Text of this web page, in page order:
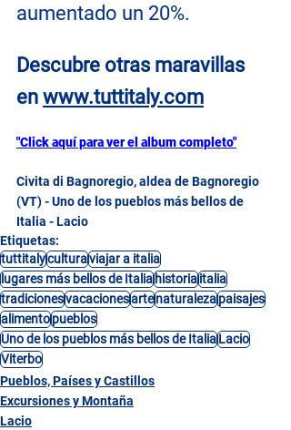
aumentado un 20%.
Descubre otras maravillas
en www.tuttitaly.com
"Click aquí para ver el album completo"
Civita di Bagnoregio, aldea de Bagnoregio
(VT) - Uno de los pueblos más bellos de
Italia - Lacio
Etiquetas:
tuttitalyculturaviajar a italia
lugares más bellos de Italiahistoriaitalia
tradicionesvacacionesartenaturalezapaisajes
alimentopueblos
Uno de los pueblos más bellos de ItaliaLacio
Viterbo
Pueblos, Países y Castillos
Excursiones y Montaña
Lacio